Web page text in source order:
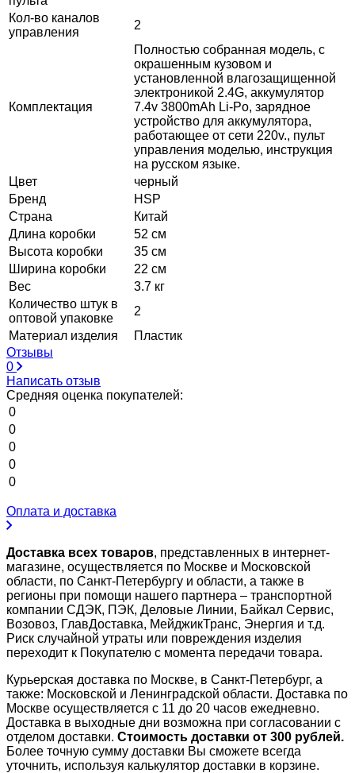
Кол-во каналов
управления
2
Комплектация
Полностью собранная модель, с
окрашенным кузовом и
установленной влагозащищенной
электроникой 2.4G, аккумулятор
7.4v 3800mAh Li-Po, зарядное
устройство для аккумулятора,
работающее от сети 220v., пульт
управления моделью, инструкция
на русском языке.
Цвет
черный
Бренд
HSP
Страна
Китай
Длина коробки
52 см
Высота коробки
35 см
Ширина коробки
22 см
Вес
3.7 кг
Количество штук в
оптовой упаковке
2
Материал изделия
Пластик
Отзывы
0
Написать отзыв
Средняя оценка покупателей:
0
0
0
0
0
Оплата и доставка
Доставка всех товаров, представленных в интернет-
магазине, осуществляется по Москве и Московской
области, по Санкт-Петербургу и области, а также в
регионы при помощи нашего партнера – транспортной
компании СДЭК, ПЭК, Деловые Линии, Байкал Сервис,
Возовоз, ГлавДоставка, МейджикТранс, Энергия и т.д.
Риск случайной утраты или повреждения изделия
переходит к Покупателю с момента передачи товара.
Курьерская доставка по Москве, в Санкт-Петербург, а
также: Московской и Ленинградской области. Доставка по
Москве осуществляется с 11 до 20 часов ежедневно.
Доставка в выходные дни возможна при согласовании с
отделом доставки. Стоимость доставки от 300 рублей.
Более точную сумму доставки Вы сможете всегда
уточнить, используя калькулятор доставки в корзине.